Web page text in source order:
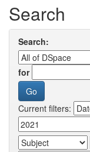
Search
Search:
for
Current filters: